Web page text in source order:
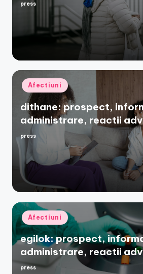
Posted
press
Posted
in
Afectiuni
dithane: prospect,
administrare, reactii
Posted
press
Posted
in
Afectiuni
egilok: prospect,
administrare, reactii
Posted
press